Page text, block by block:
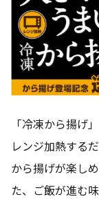
「冷凍から揚げ
レンジ加熱する
から揚げが楽し
た、ご飯が進む